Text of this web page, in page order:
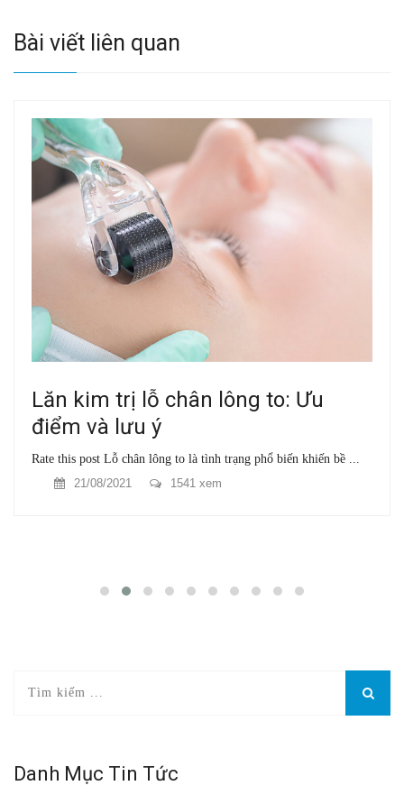
Bài viết liên quan
Lăn kim trị lỗ chân lông to: Ưu
điểm và lưu ý
Rate this post Lỗ chân lông to là tình trạng phổ biến khiến bề ...
21/08/2021
1541 xem
Danh Mục Tin Tức